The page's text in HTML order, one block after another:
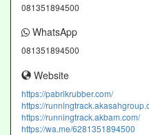
081351894500
WhatsApp
081351894500
Website
https://pabrikrubber.com/
https://
https://runningtrack.akbam.com/
https://wa.me/6281351894500